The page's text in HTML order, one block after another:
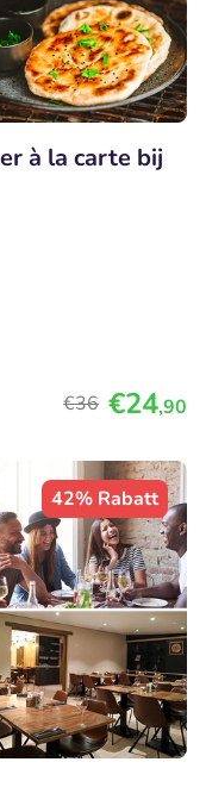
à la carte bij
€36 €24,90
42% Rabatt